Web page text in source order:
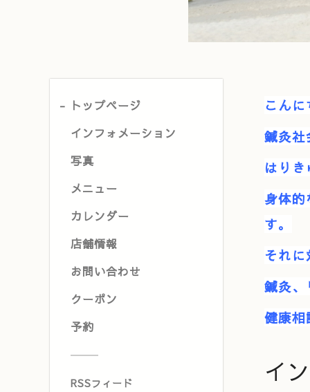
トップページ
インフォメーション
写真
メニュー
カレンダー
店舗情報
お問い合わせ
クーポン
予約
RSSフィード
こん
鍼灸社
はり
身体的
す。
それ
鍼灸、
健康
イ